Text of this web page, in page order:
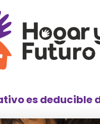
es deducible